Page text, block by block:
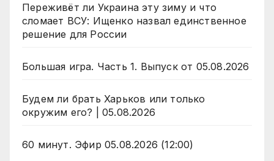
Переживёт ли Украина эту зиму и что
сломает ВСУ: Ищенко назвал единственное
решение для России
Большая игра. Часть 1. Выпуск от 05.08.2026
Будем ли брать Харьков или только
окружим его? | 05.08.2026
60 минут. Эфир 05.08.2026 (12:00)